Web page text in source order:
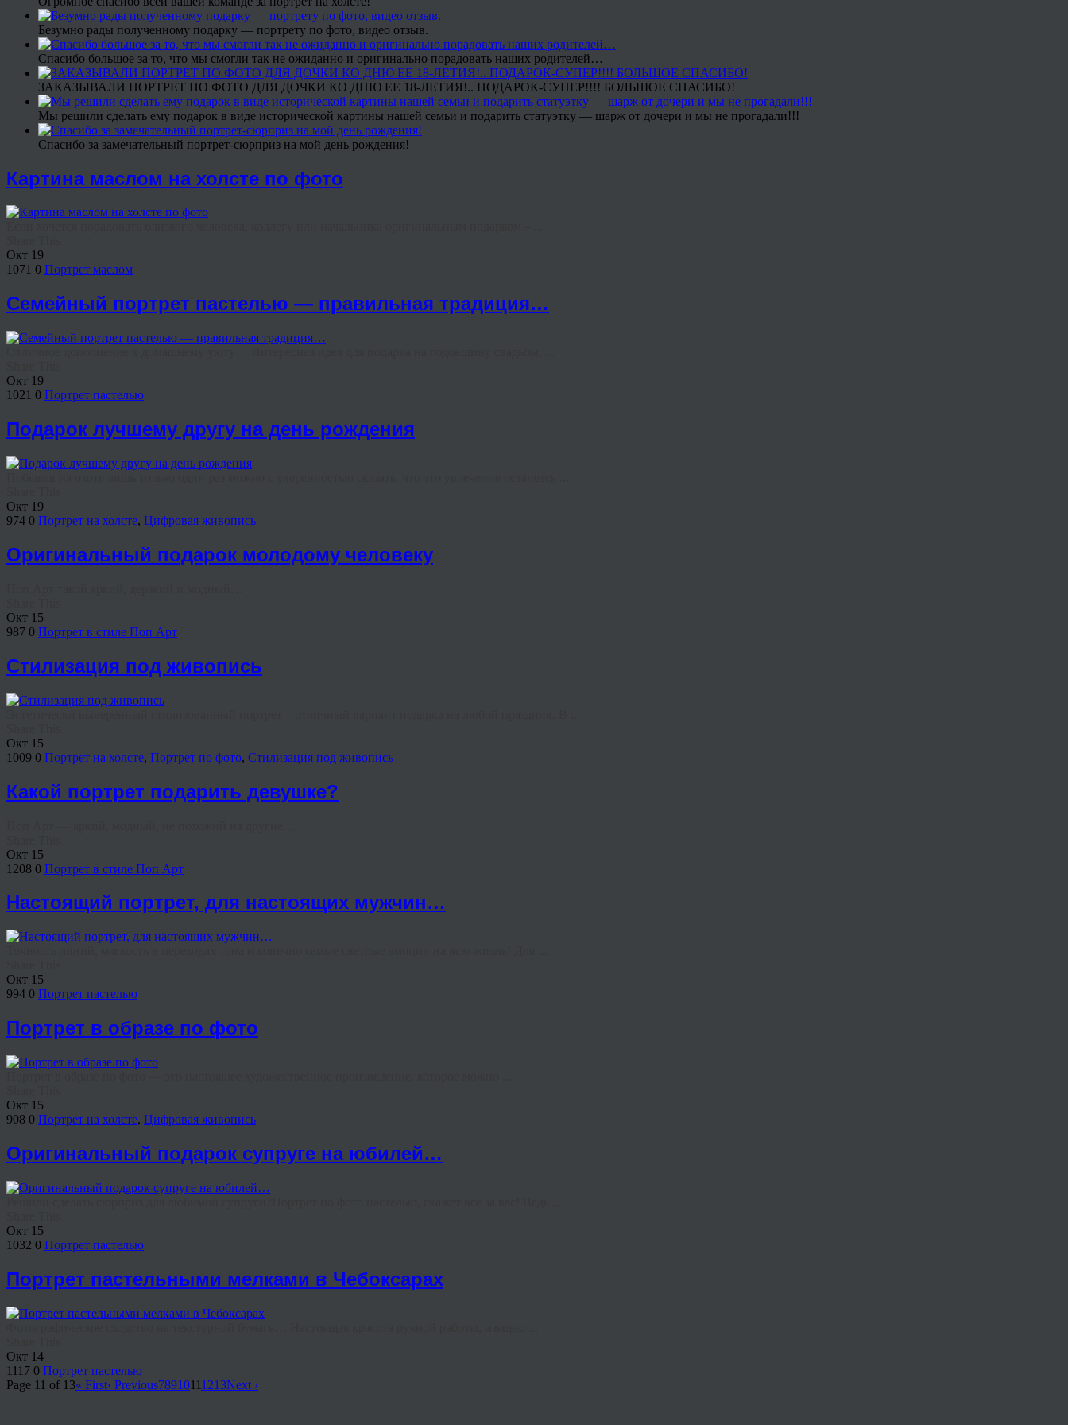
Безумно рады полученному подарку — портрету по фото, видео отзыв.
Спасибо большое за то, что мы смогли так не ожиданно и оригинально порадовать наших родителей…
ЗАКАЗЫВАЛИ ПОРТРЕТ ПО ФОТО ДЛЯ ДОЧКИ КО ДНЮ ЕЕ 18-ЛЕТИЯ!.. ПОДАРОК-СУПЕР!!!! БОЛЬШОЕ СПАСИБО!
Мы решили сделать ему подарок в виде исторической картины нашей семьи и подарить статуэтку — шарж от дочери и мы не прогадали!!!
Спасибо за замечательный портрет-сюрприз на мой день рождения!
Картина маслом на холсте по фото
Окт 19
1071 0 Портрет маслом
Семейный портрет пастелью — правильная традиция…
Окт 19
1021 0 Портрет пастелью
Подарок лучшему другу на день рождения
Окт 19
974 0 Портрет на холсте, Цифровая живопись
Оригинальный подарок молодому человеку
Окт 15
987 0 Портрет в стиле Поп Арт
Стилизация под живопись
Окт 15
1009 0 Портрет на холсте, Портрет по фото, Стилизация под живопись
Какой портрет подарить девушке?
Окт 15
1208 0 Портрет в стиле Поп Арт
Настоящий портрет, для настоящих мужчин…
Окт 15
994 0 Портрет пастелью
Портрет в образе по фото
Окт 15
908 0 Портрет на холсте, Цифровая живопись
Оригинальный подарок супруге на юбилей…
Окт 15
1032 0 Портрет пастелью
Портрет пастельными мелками в Чебоксарах
Окт 14
1117 0 Портрет пастелью
Page 11 of 13« First‹ Previous78910111213Next ›